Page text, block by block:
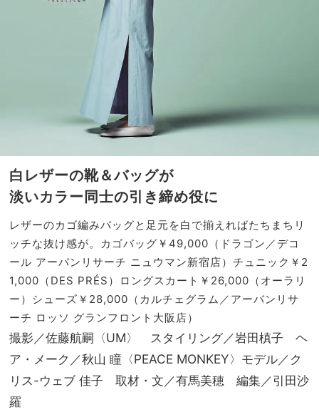
白レザーの靴＆バッグが
淡いカラー同士の引き締め役に
レザーのカゴ編みバッグと足元を白で揃えればたちまちリ
ッチな抜け感が。カゴバッグ￥49,000（ドラゴン／デコ
ール アーバンリサーチ ニュウマン新宿店）チュニック￥2
1,000（DES PRÉS）ロングスカート￥26,000（オーラリ
ー）シューズ￥28,000（カルチェグラム／アーバンリサ
ーチ ロッソ グランフロント大阪店）
撮影／佐藤航嗣〈UM〉 スタイリング／岩田槙子 ヘ
ア・メーク／秋山 瞳〈PEACE MONKEY〉モデル／ク
リス-ウェブ 佳子 取材・文／有馬美穂 編集／引田沙
羅